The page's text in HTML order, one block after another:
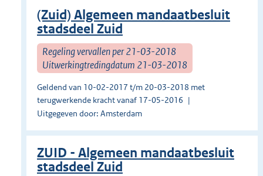
(Zuid) Algemeen mandaatbesluit
stadsdeel Zuid
Regeling vervallen per 21-03-2018
Uitwerkingtredingdatum 21-03-2018
Geldend van 10-02-2017 t/m 20-03-2018 met
terugwerkende kracht vanaf 17-05-2016
Uitgegeven door: Amsterdam
ZUID - Algemeen mandaatbesluit
stadsdeel Zuid